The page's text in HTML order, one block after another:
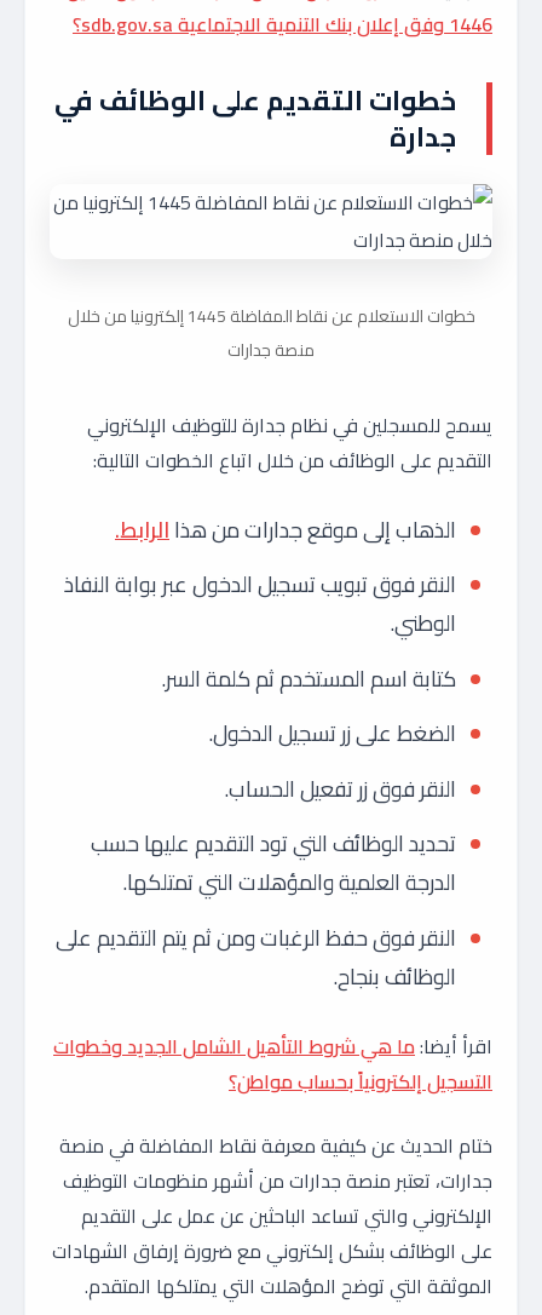
1446 وفق إعلان بنك التنمية الاجتماعية sdb.gov.sa؟
خطوات التقديم على الوظائف في
جدارة
خطوات الاستعلام عن نقاط المفاضلة 1445 إلكترونيا من خلال
منصة جدارات
يسمح للمسجلين في نظام جدارة للتوظيف الإلكتروني
التقديم على الوظائف من خلال اتباع الخطوات التالية:
الذهاب إلى موقع جدارات من هذاالرابط.
النقر فوق تبويب تسجيل الدخول عبر بوابة النفاذ
الوطني.
كتابة اسم المستخدم ثم كلمة السر.
الضغط على زر تسجيل الدخول.
النقر فوق زر تفعيل الحساب.
تحديد الوظائف التي تود التقديم عليها حسب
الدرجة العلمية والمؤهلات التي تمتلكها.
النقر فوق حفظ الرغبات ومن ثم يتم التقديم على
الوظائف بنجاح.
اقرأ أيضا:ما هي شروط التأهيل الشامل الجديد وخطوات
التسجيل إلكترونياً بحساب مواطن؟
ختام الحديث عن كيفية معرفة نقاط المفاضلة في منصة
جدارات، تعتبر منصة جدارات من أشهر منظومات التوظيف
الإلكتروني والتي تساعد الباحثين عن عمل على التقديم
على الوظائف بشكل إلكتروني مع ضرورة إرفاق الشهادات
الموثقة التي توضح المؤهلات التي يمتلكها المتقدم.